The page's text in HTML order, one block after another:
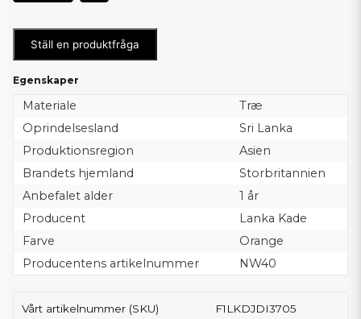
Ställ en produktfråga
Egenskaper
Materiale
Træ
Oprindelsesland
Sri Lanka
Produktionsregion
Asien
Brandets hjemland
Storbritannien
Anbefalet alder
1 år
Producent
Lanka Kade
Farve
Orange
Producentens artikelnummer
NW40
Vårt artikelnummer (SKU) F1LKDJDI3705